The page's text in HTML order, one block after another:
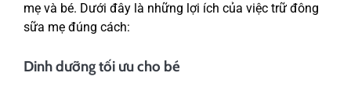
mẹ và bé. Dưới đây là những lợi ích của việc trữ đông
sữa mẹ đúng cách:
Dinh dưỡng tối ưu cho bé